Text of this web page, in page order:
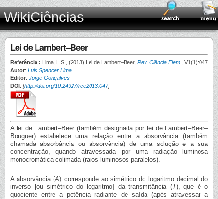
WikiCiências
Lei de Lambert–Beer
Referência : Lima, L.S., (2013) Lei de Lambert–Beer, Rev. Ciência Elem.
, V1(1):047
Autor: Luis Spencer Lima
Editor: Jorge Gonçalves
DOI: [http://doi.org/10.24927/rce2013.047]
A lei de Lambert–Beer (também designada por lei de Lambert–Beer–
Bouguer) estabelece uma relação entre a absorvância (também
chamada absorbância ou absorvência) de uma solução e a sua
concentração, quando atravessada por uma radiação luminosa
monocromática colimada (raios luminosos paralelos).
A absorvância (A) corresponde ao simétrico do logaritmo decimal do
inverso [ou simétrico do logaritmo] da transmitância (T), que é o
quociente entre a potência radiante de saída (após atravessar a